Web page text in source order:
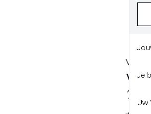
Je
Uw
VT
VT
100